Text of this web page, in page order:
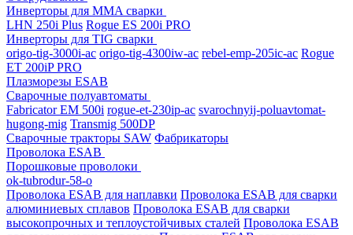
Инверторы для MMA сварки
LHN 250i Plus Rogue ES 200i PRO
Инверторы для TIG сварки
origo-tig-3000i-ac origo-tig-4300iw-ac rebel-emp-205ic-ac Rogue
ET 200iP PRO
Плазморезы ESAB
Сварочные полуавтоматы
Fabricator EM 500i rogue-et-230ip-ac svarochnyij-poluavtomat-
hugong-mig Transmig 500DP
Сварочные тракторы SAW Фабрикаторы
Проволока ESAB
Порошковые проволоки
ok-tubrodur-58-o
Проволока ESAB для наплавки Проволока ESAB для сварки
алюминиевых сплавов Проволока ESAB для сварки
высокопрочных и теплоустойчивых сталей Проволока ESAB